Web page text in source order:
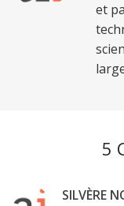
et
5
SILVÈRE